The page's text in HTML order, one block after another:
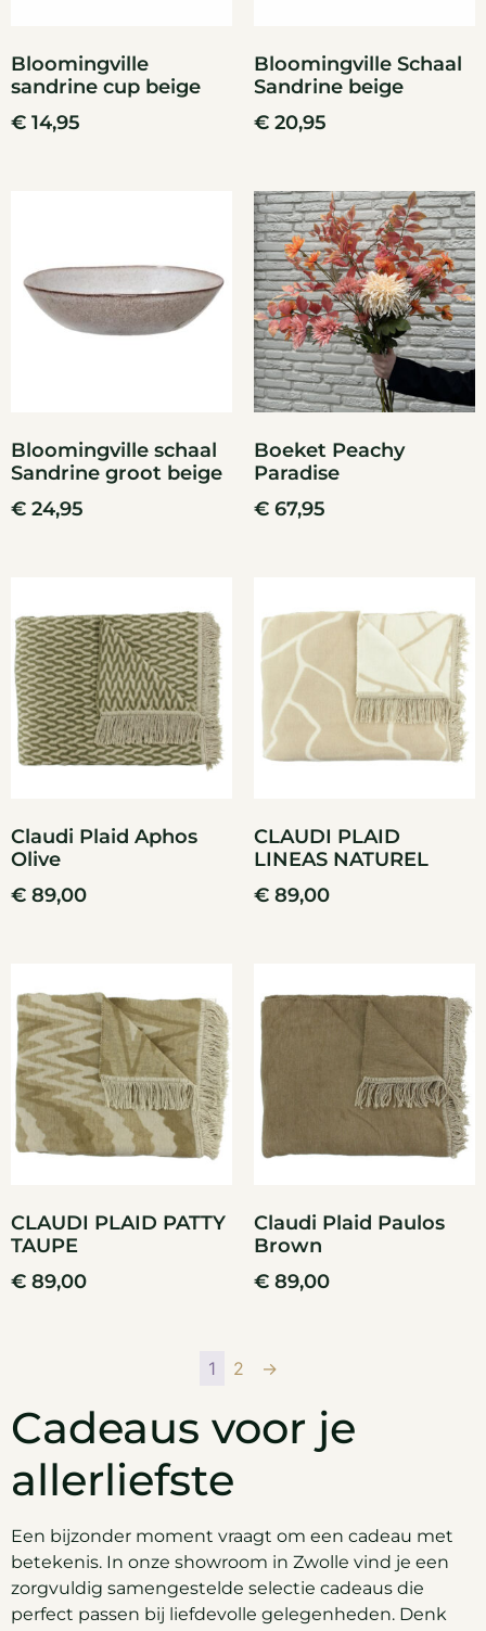
Bloomingville
sandrine cup beige
€ 14,95
Bloomingville Schaal
Sandrine beige
€ 20,95
Bloomingville schaal
Sandrine groot beige
€ 24,95
Boeket Peachy
Paradise
€ 67,95
Claudi Plaid Aphos
Olive
€ 89,00
CLAUDI PLAID
LINEAS NATUREL
€ 89,00
CLAUDI PLAID PATTY
TAUPE
€ 89,00
Claudi Plaid Paulos
Brown
€ 89,00
1 2 →
Cadeaus voor je
allerliefste
Een bijzonder moment vraagt om een cadeau met
betekenis. In onze showroom in Zwolle vind je een
zorgvuldig samengestelde selectie cadeaus die
perfect passen bij liefdevolle gelegenheden. Denk